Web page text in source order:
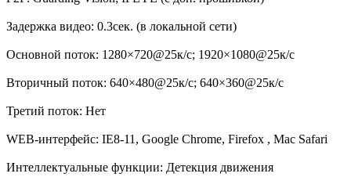
Задержка видео: 0.3сек. (в локальной сети)
Основной поток: 1280×720@25к/с; 1920×1080@25к/с
Вторичный поток: 640×480@25к/с; 640×360@25к/с
Третий поток: Нет
WEB-интерфейс: IE8-11, Google Chrome, Firefox , Mac Safari
Интеллектуальные функции: Детекция движения